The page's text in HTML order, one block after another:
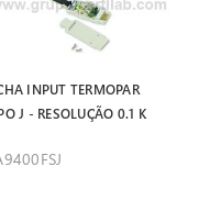
INPUT TERMOPAR
J - RESOLUÇÃO 0.1 K